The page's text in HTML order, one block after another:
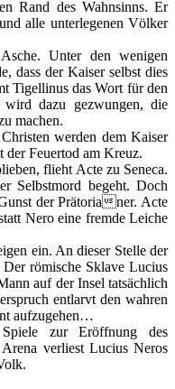
Rand des Wahnsinns. Er
alle unterlegenen Völker
Unter den wenigen
dass der Kaiser selbst dies
Tigellinus das Wort für den
wird dazu gezwungen, die
machen.
werden dem Kaiser
Feuertod am Kreuz.
flieht Acte zu Seneca.
Selbstmord begeht. Doch
der Prätorianer. Acte
Nero eine fremde Leiche
ein. An dieser Stelle der
römische Sklave Lucius
auf der Insel tatsächlich
entlarvt den wahren
aufzugehen…
zur Eröffnung des
verliest Lucius Neros